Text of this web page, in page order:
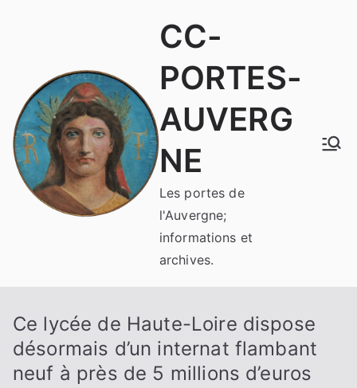
CC-
PORTES-
AUVERG
NE
Les portes de
l'Auvergne;
informations et
archives.
Ce lycée de Haute-Loire dispose
désormais d’un internat flambant
neuf à près de 5 millions d’euros